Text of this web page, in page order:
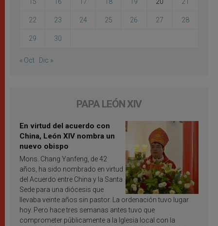
15 16 17 18 19 20 21
22 23 24 25 26 27 28
29 30
« Oct Dic »
PAPA LEÓN XIV
En virtud del acuerdo con
China, León XIV nombra un
nuevo obispo
Mons. Chang Yanfeng, de 42
años, ha sido nombrado en virtud
del Acuerdo entre China y la Santa
Sede para una diócesis que
llevaba veinte años sin pastor. La ordenación tuvo lugar
hoy. Pero hace tres semanas antes tuvo que
comprometer públicamente a la Iglesia local con la